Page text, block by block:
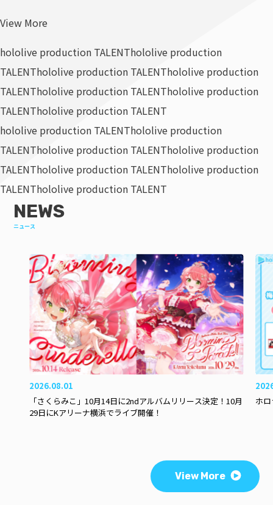
View More
hololive production TALENThololive production
TALENThololive production TALENThololive production
TALENThololive production TALENThololive production
TALENThololive production TALENT
hololive production TALENThololive production
TALENThololive production TALENThololive production
TALENThololive production TALENThololive production
TALENThololive production TALENT
NEWS
ニュース
2026.08.01
「さくらみこ」10月14日に2ndアルバムリリース決定！10月
29日にKアリーナ横浜でライブ開催！
ホ
View More